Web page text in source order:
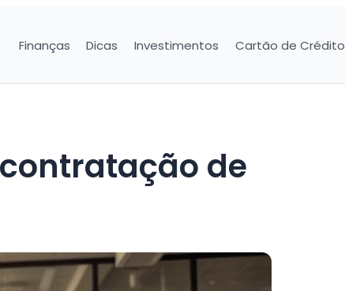
Finanças Dicas Investimentos Cartão de Crédito
de